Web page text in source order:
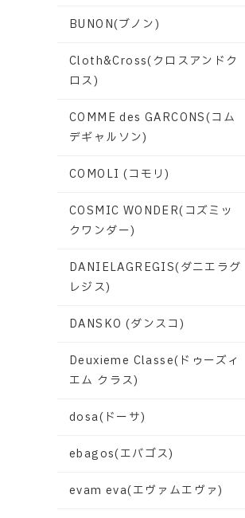
BUNON(ブノン)
Cloth&Cross(クロスアンドク
ロス)
COMME des GARCONS(コム
デギャルソン)
COMOLI (コモリ)
COSMIC WONDER(コズミッ
クワンダー)
DANIELAGREGIS(ダニエラグ
レジス)
DANSKO (ダンスコ)
Deuxieme Classe(ドゥーズィ
エム クラス)
dosa(ドーサ)
ebagos(エバゴス)
evam eva(エヴァムエヴァ)